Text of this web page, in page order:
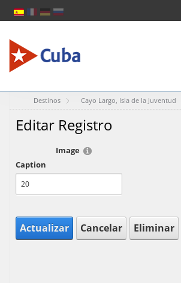
Destinos Cayo Largo, Isla de la Juventud
Editar Registro
Image
Caption
Actualizar Cancelar Eliminar